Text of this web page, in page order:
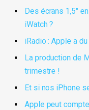
Des écrans 1,5″
iWatch ?
iRadio : Apple a
La production de
trimestre !
Et si nos iPhone
Apple peut